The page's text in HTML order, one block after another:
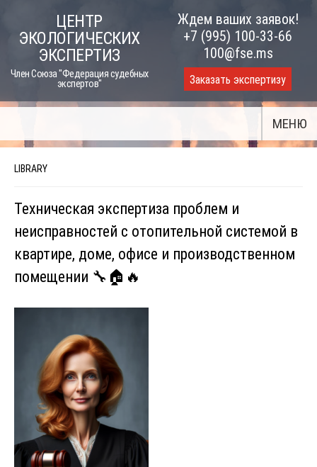
content
ЦЕНТР
ЭКОЛОГИЧЕСКИХ
ЭКСПЕРТИЗ
Член Союза "Федерация судебных
экспертов"
Ждем ваших заявок!
+7 (995) 100-33-66
100@fse.ms
Заказать экспертизу
МЕНЮ
LIBRARY
Техническая экспертиза проблем и
неисправностей с отопительной системой в
квартире, доме, офисе и производственном
помещении 🔧🏠🔥